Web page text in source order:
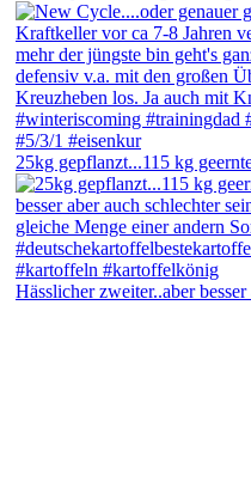
25kg gepflanzt...115 kg
Hässlicher zweiter..aber